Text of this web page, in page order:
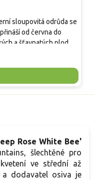
sloupovitá odrůda se
od června do
a šťavnatých plodů.
habitus bez
vitalita z něj dělají
Rose White Bee'
šlechtěné pro
ve střední až
a dodavatel osiva je